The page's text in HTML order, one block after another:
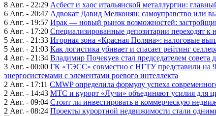
8 Авг. - 22:29 Асбест и хаос итальянской металлургии:
6 Авг. - 20:47 Адвокат Давид Мелконян: самоуправство или
6 Авг. - 19:57 Ирак — новый рынок возможностей:
6 Авг. - 17:20 Специализированные депозитарии переходят
5 Авг. - 21:33 Игорная зона «Красная Поляна»: налоговые
5 Авг. - 21:03 Как логистика убивает и спасает рейтинг
4 Авг. - 21:34 Владимир Почекуев стал председателем совета
3 Авг. - 00:00 ГК «ТЭСС» совместно с НГТУ представили на
энергосистемами с элементами роевого интеллекта
2 Авг. - 17:11 CMWP определила формулу успеха
2 Авг. - 14:43 МТС и курорт «Лучи» объединяют усилия для
2 Авг. - 09:04 Стоит ли инвестировать в коммерческую
2 Авг. - 08:24 Проекты курортной недвижимости стали